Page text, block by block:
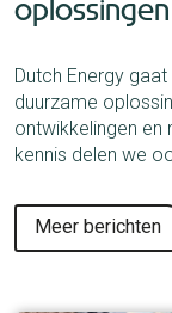
oplossingen
Dutch Energy
duurzame
ontwikkelingen en
kennis delen we
Meer berichten